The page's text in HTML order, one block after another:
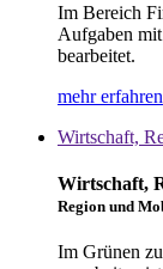
Im Bereich
Aufgaben
bearbeitet.
mehr erfahren
Wirtschaft,
Wirtschaft,
Region und
Im Grünen